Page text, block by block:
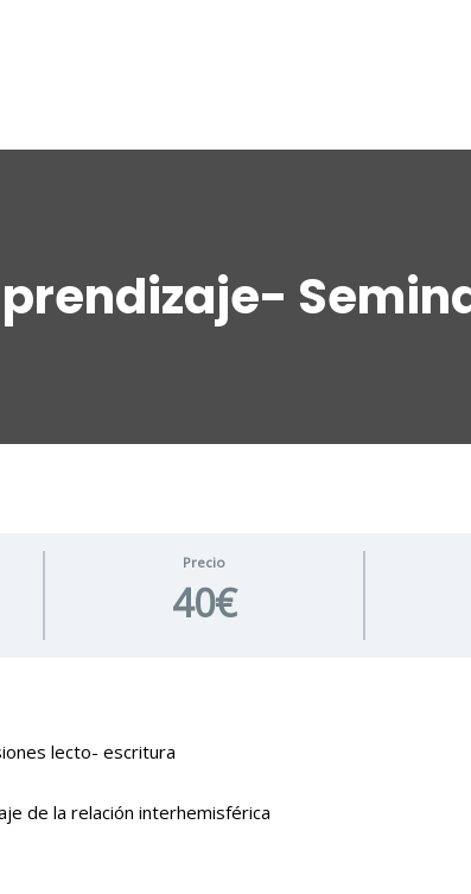
Precio
40€
lecto- escritura
la relación interhemisférica